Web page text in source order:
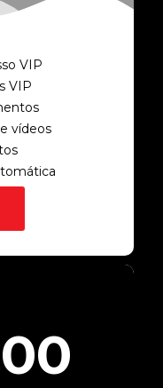
VIP
VIP
vídeos